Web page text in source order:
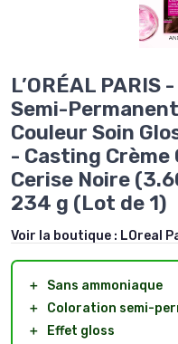
L’ORÉAL
Semi-
Couleur Soin
- Casting Crème
Cerise Noire
234 g (Lot de 1)
Voir la boutique : LOreal
＋
Sans ammoniaque
＋
Coloration semi-
＋
Effet gloss